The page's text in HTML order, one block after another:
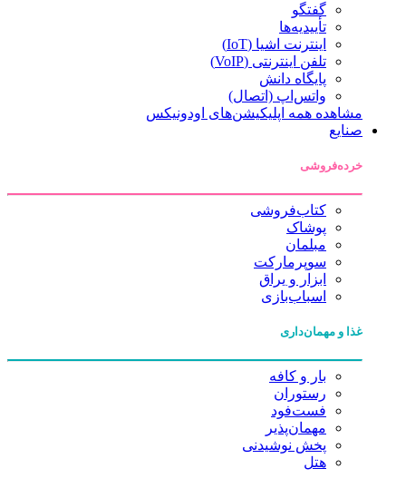
گفتگو
تأییدیه‌ها
اینترنت اشیا (IoT)
تلفن اینترنتی (VoIP)
پایگاه دانش
واتس‌اپ (اتصال)
مشاهده همه اپلیکیشن‌های اودونیکس
صنایع
خرده‌فروشی
کتاب‌فروشی
پوشاک
مبلمان
سوپرمارکت
ابزار و یراق
اسباب‌بازی
غذا و مهمان‌داری
بار و کافه
رستوران
فست‌فود
مهمان‌پذیر
پخش نوشیدنی
هتل